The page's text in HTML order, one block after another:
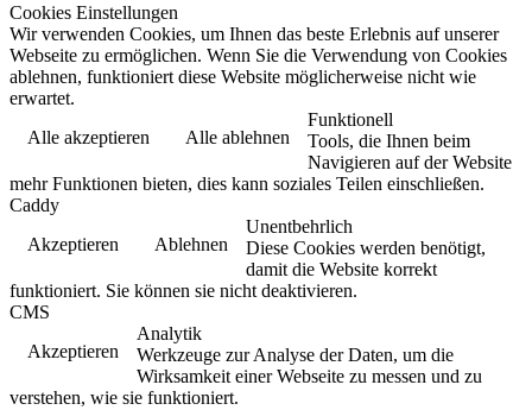
Cookies Einstellungen
Wir verwenden Cookies, um Ihnen das beste Erlebnis auf unserer
Webseite zu ermöglichen. Wenn Sie die Verwendung von Cookies
ablehnen, funktioniert diese Website möglicherweise nicht wie
erwartet.
Alle akzeptieren
Alle ablehnen
Funktionell
Tools, die Ihnen beim
Navigieren auf der Website
mehr Funktionen bieten, dies kann soziales Teilen einschließen.
Caddy
Akzeptieren
Ablehnen
Unentbehrlich
Diese Cookies werden benötigt,
damit die Website korrekt
funktioniert. Sie können sie nicht deaktivieren.
CMS
Akzeptieren
Analytik
Werkzeuge zur Analyse der Daten, um die
Wirksamkeit einer Webseite zu messen und zu
verstehen, wie sie funktioniert.